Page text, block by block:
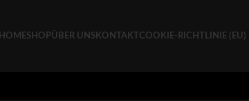
HOMESHOPÜBER UNS KONTAKT COOKIE-RICHTLINIE (EU)